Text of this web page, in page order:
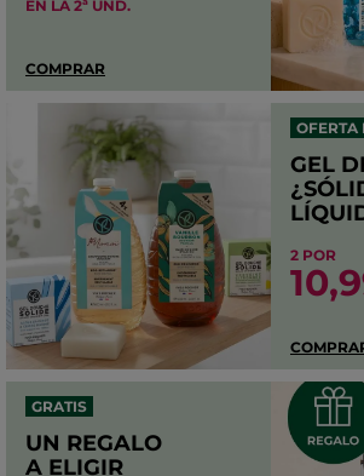
EN LA 2ª UND.
COMPRAR
OFERTA
GEL
2 POR
GRATIS
UN REGALO
A ELIGIR